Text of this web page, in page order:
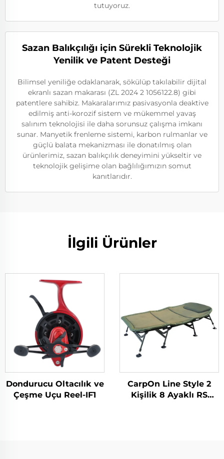
tutuyoruz.
Sazan Balıkçılığı için Sürekli Teknolojik
Yenilik ve Patent Desteği
Bilimsel yeniliğe odaklanarak, sökülüp takılabilir dijital
ekranlı sazan makarası (ZL 2024 2 1056122.8) gibi
patentlere sahibiz. Makaralarımız pasivasyonla deaktive
edilmiş anti-korozif sistem ve mükemmel yavaş
salınım teknolojisi ile daha sorunsuz çalışma imkanı
sunar. Manyetik frenleme sistemi, karbon rulmanlar ve
güçlü balata mekanizması ile donatılmış olan
ürünlerimiz, sazan balıkçılık deneyimini yükseltir ve
teknolojik gelişime olan bağlılığımızın somut
kanıtlarıdır.
İlgili Ürünler
Dondurucu Oltacılık ve
Çeşme Uçu Reel-IF1
CarpOn Line Style 2
Kişilik 8 Ayaklı RS